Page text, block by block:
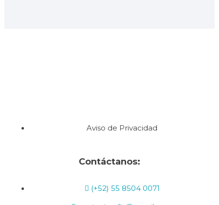
Aviso de Privacidad
Contáctanos:
(+52) 55 8504 0071